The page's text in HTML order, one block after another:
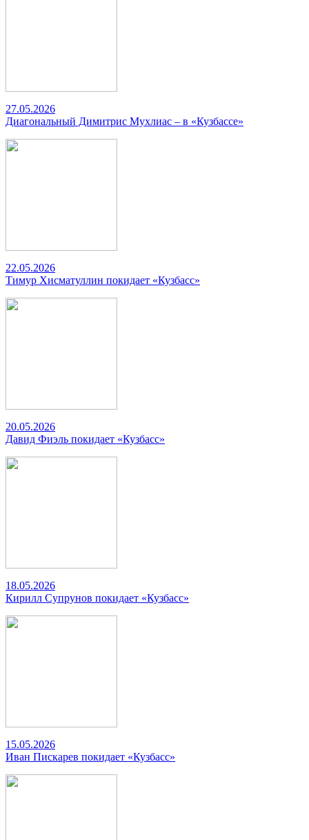
27.05.2026
Диагональный Димитрис Мухлиас – в «Кузбассе»
22.05.2026
Тимур Хисматуллин покидает «Кузбасс»
20.05.2026
Давид Фиэль покидает «Кузбасс»
18.05.2026
Кирилл Супрунов покидает «Кузбасс»
15.05.2026
Иван Пискарев покидает «Кузбасс»